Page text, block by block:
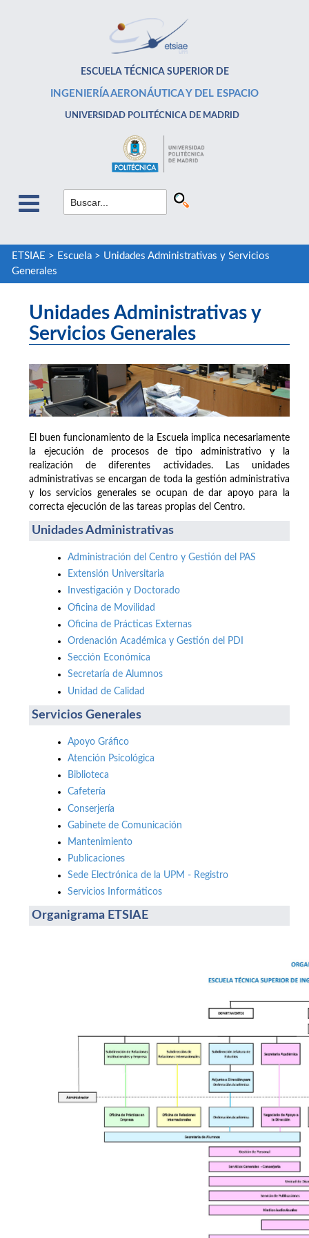
ESCUELA TÉCNICA SUPERIOR DE
INGENIERÍA AERONÁUTICA Y DEL ESPACIO
UNIVERSIDAD POLITÉCNICA DE MADRID
ETSIAE > Escuela> Unidades Administrativas y Servicios
Generales
Unidades Administrativas y
Servicios Generales
El buen funcionamiento de la Escuela implica necesariamente
la ejecución de procesos de tipo administrativo y la
realización de diferentes actividades. Las unidades
administrativas se encargan de toda la gestión administrativa
y los servicios generales se ocupan de dar apoyo para la
correcta ejecución de las tareas propias del Centro.
Unidades Administrativas
Administración del Centro y Gestión del PAS
Extensión Universitaria
Investigación y Doctorado
Oficina de Movilidad
Oficina de Prácticas Externas
Ordenación Académica y Gestión del PDI
Sección Económica
Secretaría de Alumnos
Unidad de Calidad
Servicios Generales
Apoyo Gráfico
Atención Psicológica
Biblioteca
Cafetería
Conserjería
Gabinete de Comunicación
Mantenimiento
Publicaciones
Sede Electrónica de la UPM - Registro
Servicios Informáticos
Organigrama ETSIAE